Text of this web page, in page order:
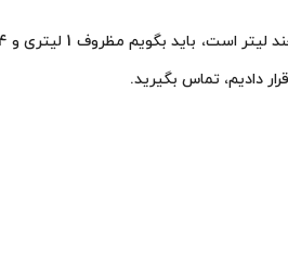
دادیم، تماس بگیرید.